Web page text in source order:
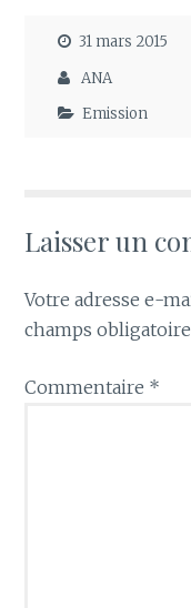
31 mars 2015
ANA
Emission
Laisser un
Votre adresse e-
champs
Commentaire *